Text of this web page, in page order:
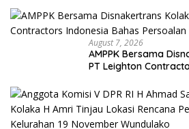
August 7, 2026
AMPPK Bersama
PT Leighton